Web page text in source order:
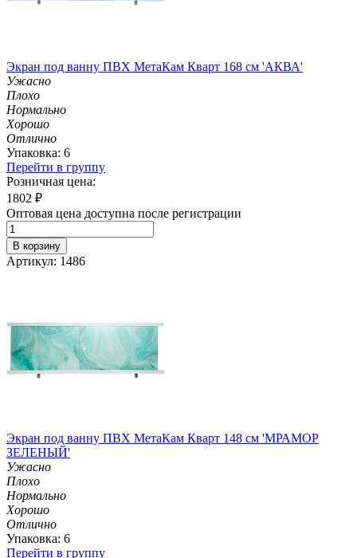
Экран под ванну ПВХ МетаКам Кварт 168 см 'АКВА'
Ужасно
Плохо
Нормально
Хорошо
Отлично
Упаковка: 6
Перейти в группу
Розничная цена:
1802 ₽
Оптовая цена доступна после регистрации
В корзину
Артикул: 1486
Экран под ванну ПВХ МетаКам Кварт 148 см 'МРАМОР
ЗЕЛЕНЫЙ'
Ужасно
Плохо
Нормально
Хорошо
Отлично
Упаковка: 6
Перейти в группу